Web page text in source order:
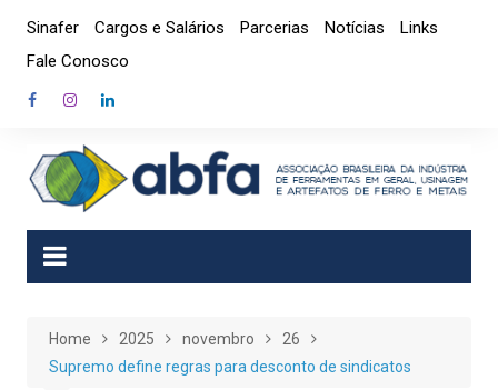
content
Sinafer Cargos e Salários Parcerias Notícias
Links
Fale Conosco
Home 2025 novembro
26
Supremo define regras para desconto de sindicatos